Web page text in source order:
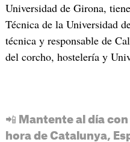
Universidad de Girona,
Técnica de la Universidad
técnica y responsable de
del corcho, hostelería y
📲 Mantente al día
hora de Catalunya,